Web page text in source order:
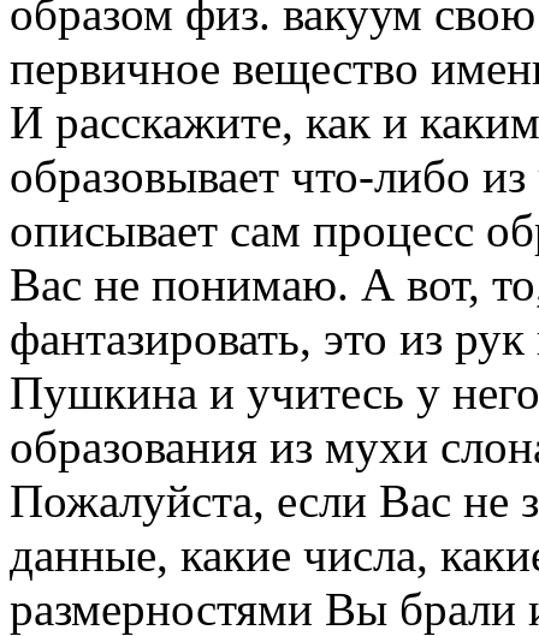
образом физ. вакуум
первичное вещество
И расскажите, как и
образовывает что-либо
описывает сам процесс
Вас не понимаю. А вот,
фантазировать, это из
Пушкина и учитесь у
образования из мухи
Пожалуйста, если Вас не
данные, какие числа,
размерностями Вы брали